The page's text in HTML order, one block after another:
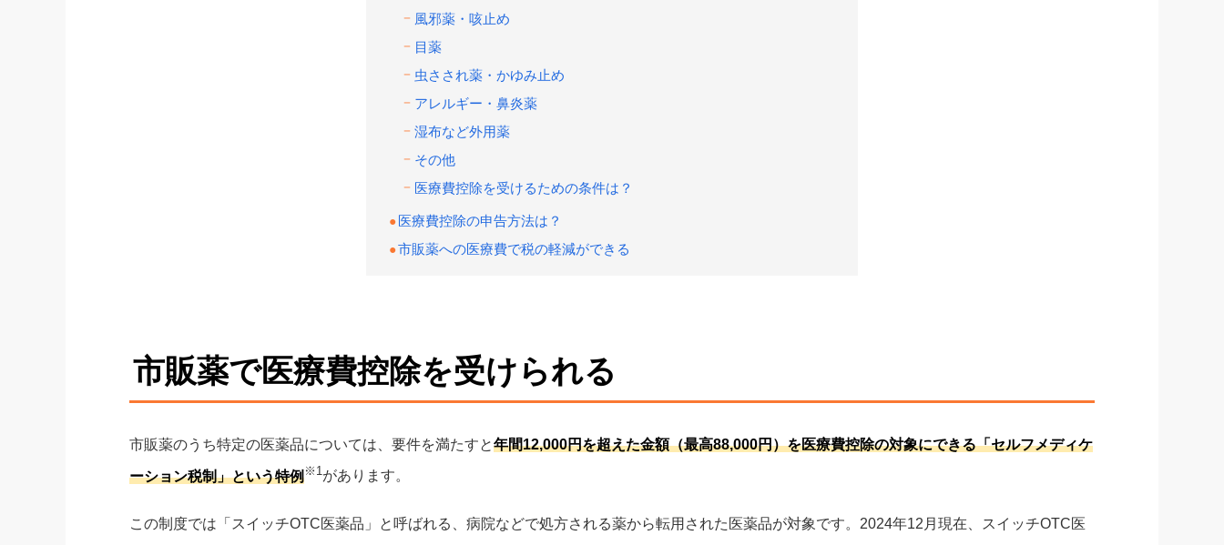
風邪薬・咳止め
目薬
虫さされ薬・かゆみ止め
アレルギー・鼻炎薬
湿布など外用薬
その他
医療費控除を受けるための条件は？
医療費控除の申告方法は？
市販薬への医療費で税の軽減ができる
市販薬で医療費控除を受けられる
市販薬のうち特定の医薬品については、要件を満たすと年間12,000円を超えた金額（最高88,000円）を医療費控除の対象にできる「セルフメディケ
ーション税制」という特例※1があります。
この制度では「スイッチOTC医薬品」と呼ばれる、病院などで処方される薬から転用された医薬品が対象です。2024年12月現在、スイッチOTC医